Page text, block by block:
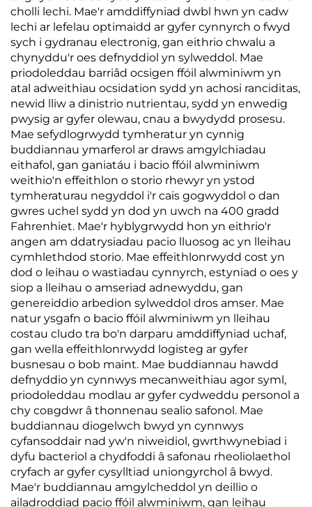
cholli lechi. Mae'r amddiffyniad dwbl hwn yn cadw
lechi ar lefelau optimaidd ar gyfer cynnyrch o fwyd
sych i gydranau electronig, gan eithrio chwalu a
chynyddu'r oes defnyddiol yn sylweddol. Mae
priodoleddau barriâd ocsigen ffóil alwminiwm yn
atal adweithiau ocsidation sydd yn achosi ranciditas,
newid lliw a dinistrio nutrientau, sydd yn enwedig
pwysig ar gyfer olewau, cnau a bwydydd prosesu.
Mae sefydlogrwydd tymheratur yn cynnig
buddiannau ymarferol ar draws amgylchiadau
eithafol, gan ganiatáu i bacio ffóil alwminiwm
weithio'n effeithlon o storio rhewyr yn ystod
tymheraturau negyddol i'r cais gogwyddol o dan
gwres uchel sydd yn dod yn uwch na 400 gradd
Fahrenhiet. Mae'r hyblygrwydd hon yn eithrio'r
angen am ddatrysiadau pacio lluosog ac yn lleihau
cymhlethdod storio. Mae effeithlonrwydd cost yn
dod o leihau o wastiadau cynnyrch, estyniad o oes y
siop a lleihau o amseriad adnewyddu, gan
genereiddio arbedion sylweddol dros amser. Mae
natur ysgafn o bacio ffóil alwminiwm yn lleihau
costau cludo tra bo'n darparu amddiffyniad uchaf,
gan wella effeithlonrwydd logisteg ar gyfer
busnesau o bob maint. Mae buddiannau hawdd
defnyddio yn cynnwys mecanweithiau agor syml,
priodoleddau modlau ar gyfer cydweddu personol a
chy совgdwr â thonnenau sealio safonol. Mae
buddiannau diogelwch bwyd yn cynnwys
cyfansoddair nad yw'n niweidiol, gwrthwynebiad i
dyfu bacteriol a chydfoddi â safonau rheoliolaethol
cryfach ar gyfer cysylltiad uniongyrchol â bwyd.
Mae'r buddiannau amgylcheddol yn deillio o
ailadroddiad pacio ffóil alwminiwm, gan leihau